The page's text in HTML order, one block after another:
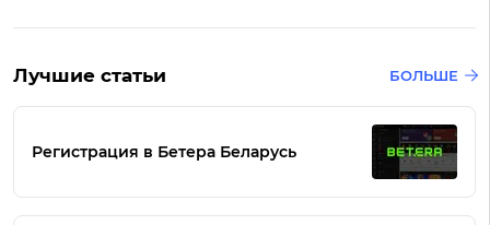
Лучшие статьи БОЛЬШЕ
Регистрация в Бетера Беларусь